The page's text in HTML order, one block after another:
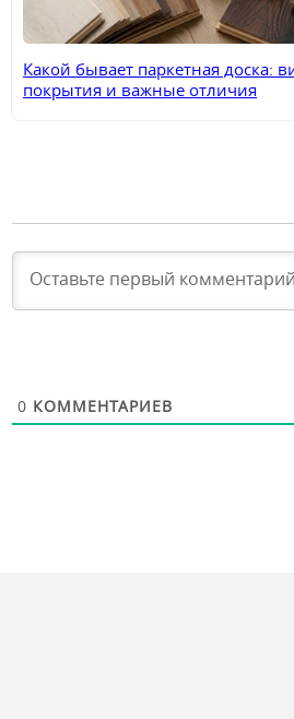
Какой бывает паркетная доска:
покрытия и важные отличия
0 КОММЕНТАРИЕВ